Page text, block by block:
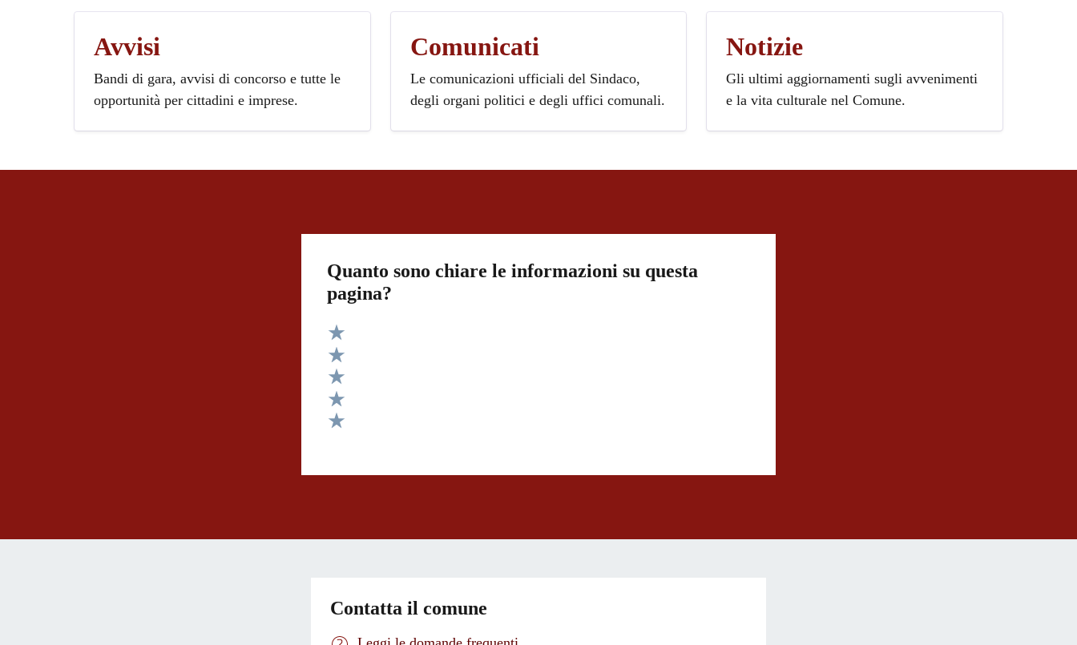
Avvisi
Bandi di gara, avvisi di concorso e tutte le
opportunità per cittadini e imprese.
Comunicati
Le comunicazioni ufficiali del Sindaco,
degli organi politici e degli uffici comunali.
Notizie
Gli ultimi aggiornamenti sugli avvenimenti
e la vita culturale nel Comune.
Quanto sono chiare le informazioni su questa
pagina?
Valuta 5 stelle su 5
Valuta 4 stelle su 5
Valuta 3 stelle su 5
Valuta 2 stelle su 5
Contatta il comune